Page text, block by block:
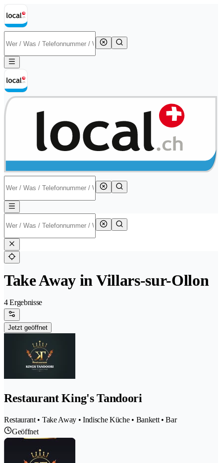
Take Away in Villars-sur-Ollon
4 Ergebnisse
Jetzt geöffnet
Restaurant King's Tandoori
Restaurant • Take Away • Indische Küche • Bankett • Bar
Geöffnet